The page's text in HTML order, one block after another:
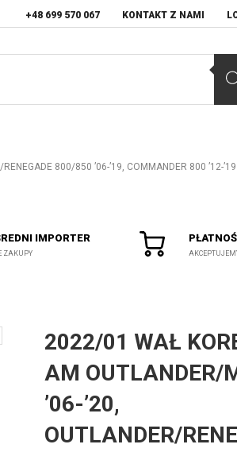
+48 699 570 067 KONTAKT Z NAMI
800/850 ’06-’19, COMMANDER 800 ’12-
IMPORTER
ZAKUPY
2022/01 WAŁ
AM OUTLANDER/
’06-’20,
OUTLANDER/